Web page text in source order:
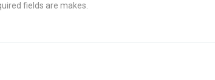
fields are makes.